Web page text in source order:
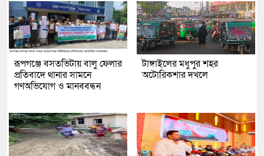
রূপগঞ্জে বসতভিটায় বালু ফেলার
প্রতিবাদে থানার সামনে
গণঅভিযোগ ও মানববন্ধন
টাঙ্গাইলের মধুপুর শহর
অটোরিকশার দখলে